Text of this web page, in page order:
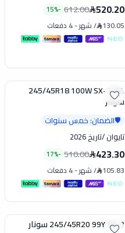
520.20
612.00
-
15%
130.05
/شهر-4 دفعات
تخفيض245/45R18 100W SX-2 XLL
سونار
🛡️الضمان: خمس سنوات
تايوان/تاريخ 2026
423.30
510.00
-
17%
105.83
/شهر-4 دفعات
245/45R20 99Y SX-2 سونار